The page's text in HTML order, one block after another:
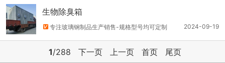
生物除臭箱
2024-09-19
专注玻璃钢制品生产销售-规格型号均可定制
1/288 下一页 上一页 首页 尾页